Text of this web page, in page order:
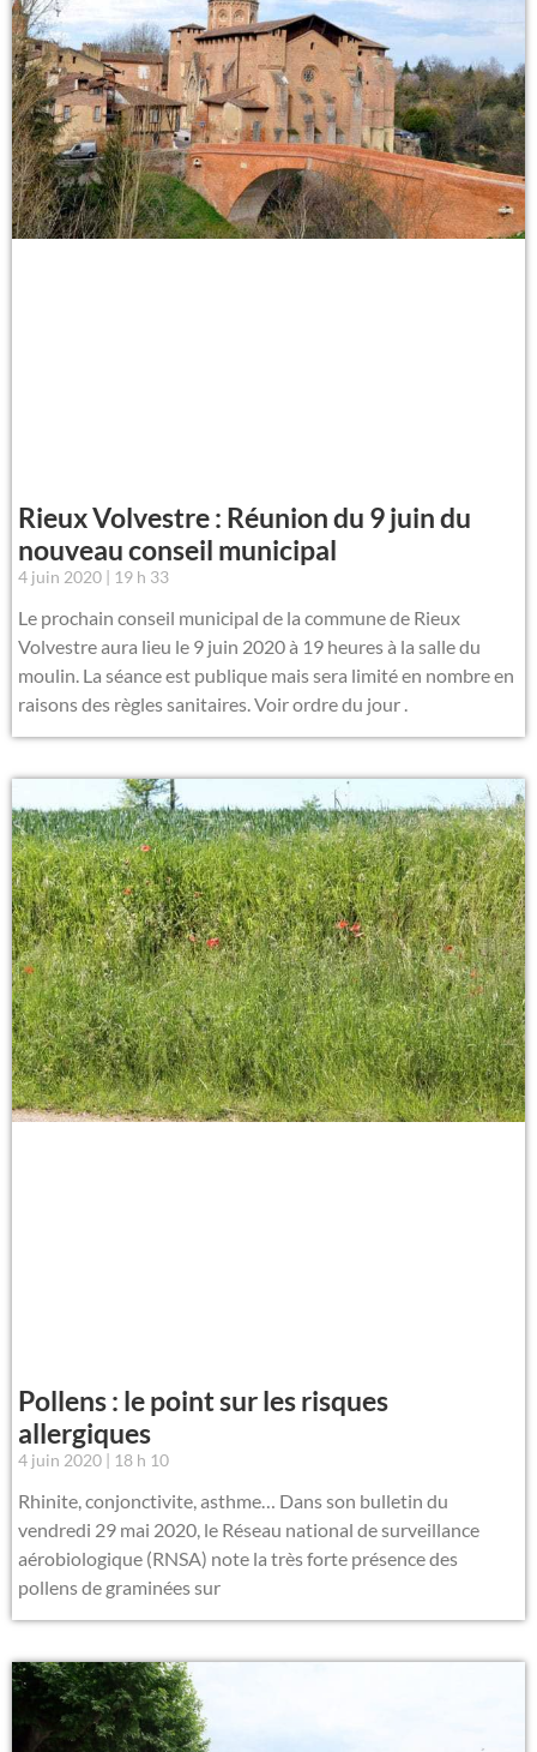
Rieux Volvestre : Réunion du 9 juin du
nouveau conseil municipal
4 juin 2020 19 h 33
Le prochain conseil municipal de la commune de Rieux
Volvestre aura lieu le 9 juin 2020 à 19 heures à la salle du
moulin. La séance est publique mais sera limité en nombre en
raisons des règles sanitaires. Voir ordre du jour .
Pollens : le point sur les risques
allergiques
4 juin 2020 18 h 10
Rhinite, conjonctivite, asthme… Dans son bulletin du
vendredi 29 mai 2020, le Réseau national de surveillance
aérobiologique (RNSA) note la très forte présence des
pollens de graminées sur